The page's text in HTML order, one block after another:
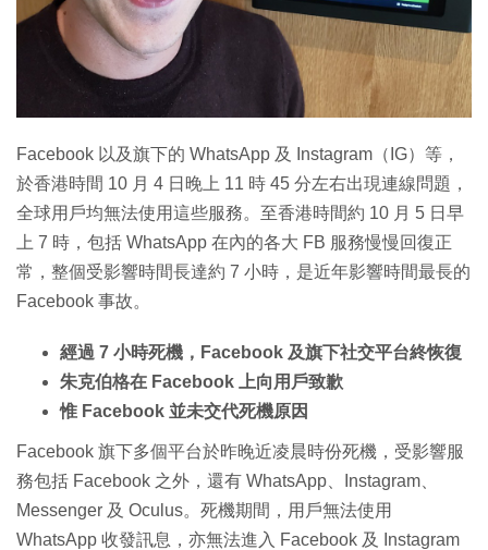
Facebook 以及旗下的 WhatsApp 及 Instagram（IG）等，
於香港時間 10 月 4 日晚上 11 時 45 分左右出現連線問題，
全球用戶均無法使用這些服務。至香港時間約 10 月 5 日早
上 7 時，包括 WhatsApp 在內的各大 FB 服務慢慢回復正
常，整個受影響時間長達約 7 小時，是近年影響時間最長的
Facebook 事故。
經過 7 小時死機，Facebook 及旗下社交平台終恢復
朱克伯格在 Facebook 上向用戶致歉
惟 Facebook 並未交代死機原因
Facebook 旗下多個平台於昨晚近凌晨時份死機，受影響服
務包括 Facebook 之外，還有 WhatsApp、Instagram、
Messenger 及 Oculus。死機期間，用戶無法使用
WhatsApp 收發訊息，亦無法進入 Facebook 及 Instagram